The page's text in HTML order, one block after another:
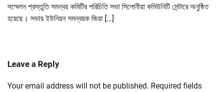
সম্মেলন প্রস্তুতি সমন্বয় কমিটির পরিচিতি সভা সিলোনীয়া কমিউনিটি সেন্টারে অনুষ্ঠিত
হয়েছে। সভায় ইউনিয়ন সমন্বয়ক জিয়া […]
Leave a Reply
Your email address will not be published. Required fields